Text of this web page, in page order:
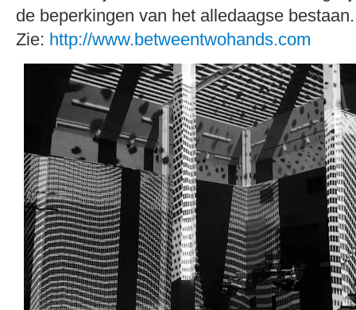
de beperkingen van het alledaagse bestaan.
Zie: http://www.betweentwohands.com